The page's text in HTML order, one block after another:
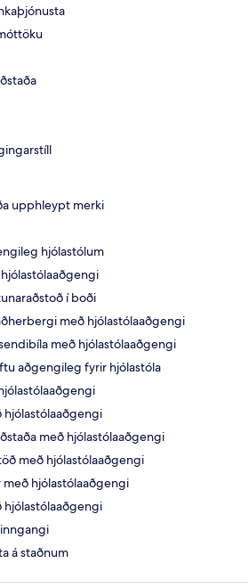
upphleypt merki
hjólastólum
í boði
með hjólastólaaðgengi
með hjólastólaaðgengi
aðgengileg fyrir hjólastóla
hjólastólaaðgengi
með hjólastólaaðgengi
með hjólastólaaðgengi
hjólastólaaðgengi
hjólastólaaðgengi
á staðnum